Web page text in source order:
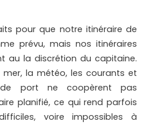
pour que notre itinéraire de
prévu, mais nos itinéraires
au la discrétion du capitaine.
mer, la météo, les courants et
port ne coopèrent pas
planifié, ce qui rend parfois
voire impossibles à